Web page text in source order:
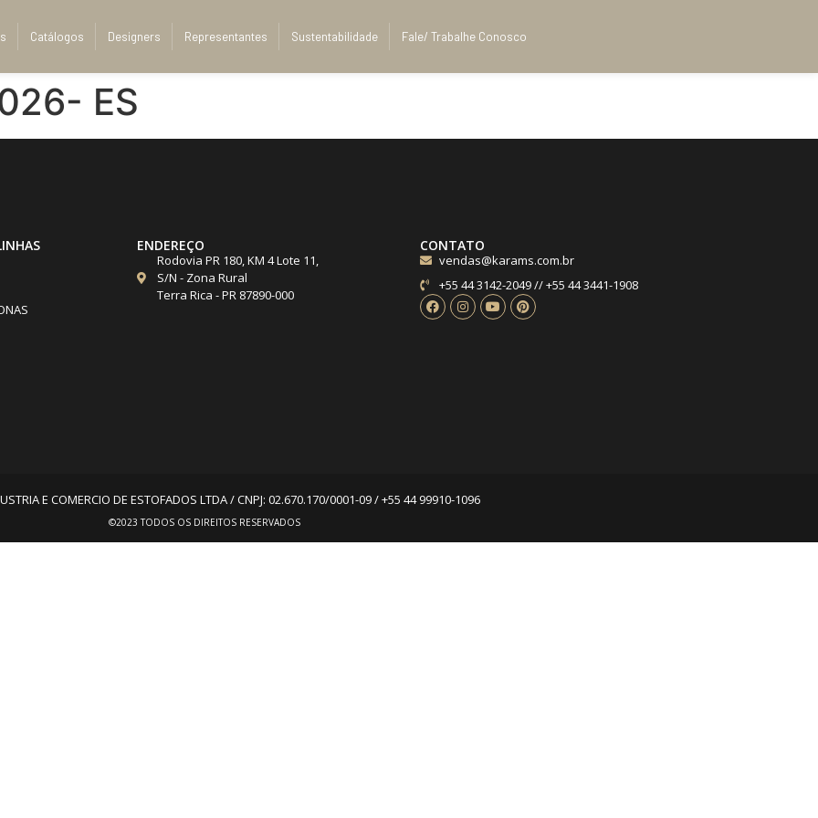
Catálogos Designers Representantes Sustentabilidade Fale/ Trabalhe Conosco
ES
ENDEREÇO
Rodovia PR 180, KM 4 Lote 11,
S/N - Zona Rural
Terra Rica - PR 87890-000
CONTATO
vendas@karams.com.br
+55 44 3142-2049 // +55 44 3441-1908
©2023 TODOS OS DIREITOS RESERVADOS
E COMERCIO DE ESTOFADOS LTDA / CNPJ: 02.670.170/0001-09 / +55 44 99910-1096